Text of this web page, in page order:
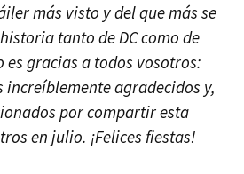
más visto y del que más se
tanto de DC como de
es gracias a todos vosotros:
increíblemente agradecidos y,
por compartir esta
en julio. ¡Felices fiestas!